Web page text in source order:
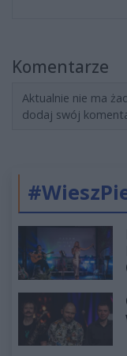
Komentarze
Aktualnie nie ma
dodaj swój